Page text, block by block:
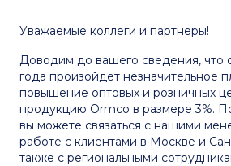
Уважаемые коллеги и партнеры!
Доводим до вашего сведения, что
года произойдет незначительное
повышение оптовых и розничных
продукцию Ormco в размере 3%.
вы можете связаться с нашими
работе с клиентами в Москве и
также с региональными